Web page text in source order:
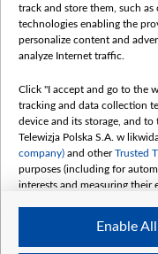
track and store them, such
technologies enabling the
personalize content and
analyze Internet traffic.
Click "I accept and go to the
tracking and data collection
device and its storage, and
Telewizja Polska S.A. w
company) and otherTrusted
purposes (including for
interests and measuring their
The purposes of processing
follows:
Enable